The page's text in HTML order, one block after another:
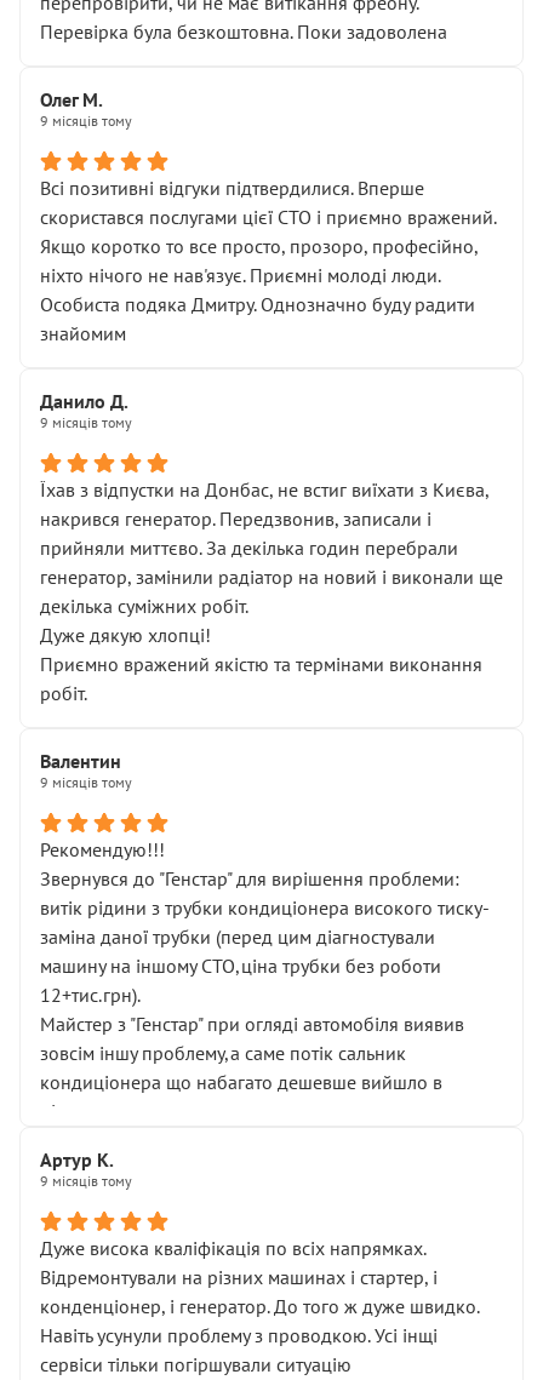
Перевірка була безкоштовна. Поки задоволена
Олег М.
9 місяців тому
Всі позитивні відгуки підтвердилися. Вперше
скористався послугами цієї СТО і приємно вражений.
Якщо коротко то все просто, прозоро, професійно,
ніхто нічого не нав'язує. Приємні молоді люди.
Особиста подяка Дмитру. Однозначно буду радити
знайомим
Данило Д.
9 місяців тому
Їхав з відпустки на Донбас, не встиг виїхати з Києва,
накрився генератор. Передзвонив, записали і
прийняли миттєво. За декілька годин перебрали
генератор, замінили радіатор на новий і виконали ще
декілька суміжних робіт.
Дуже дякую хлопці!
Приємно вражений якістю та термінами виконання
робіт.
Валентин
9 місяців тому
Рекомендую!!!
Звернувся до "Генстар" для вирішення проблеми:
витік рідини з трубки кондиціонера високого тиску-
заміна даної трубки (перед цим діагностували
машину на іншому СТО,ціна трубки без роботи
12+тис.грн).
Майстер з "Генстар" при огляді автомобіля виявив
зовсім іншу проблему,а саме потік сальник
кондиціонера що набагато дешевше вийшло в
підсумку.
Артур К.
9 місяців тому
Дуже висока кваліфікація по всіх напрямках.
Відремонтували на різних машинах і стартер, і
конденціонер, і генератор. До того ж дуже швидко.
Навіть усунули проблему з проводкою. Усі інщі
сервіси тільки погіршували ситуацію